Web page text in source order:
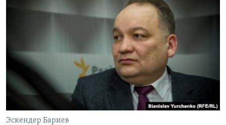
Эскендер Бариев